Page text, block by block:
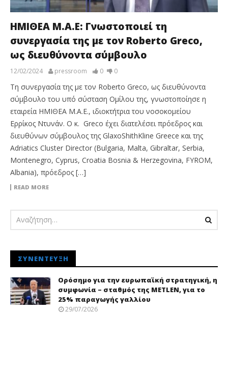
ΗΜΙΘΕΑ Μ.Α.Ε: Γνωστοποιεί τη
συνεργασία της με τον Roberto Greco,
ως διευθύνοντα σύμβουλο
12/02/2024 pressroom 0 0
Τη συνεργασία της με τον Roberto Greco, ως διευθύνοντα
σύμβουλο του υπό σύσταση Ομίλου της, γνωστοποίησε η
εταιρεία ΗΜΙΘΕΑ Μ.Α.Ε., ιδιοκτήτρια του νοσοκομείου
Ερρίκος Ντυνάν. Ο κ. Greco έχει διατελέσει πρόεδρος και
διευθύνων σύμβουλος της GlaxoShithKline Greece και της
Adriatics Cluster Director (Bulgaria, Malta, Gibraltar, Serbia,
Montenegro, Cyprus, Croatia Bosnia & Herzegovina, FYROM,
Albania), πρόεδρος […]
READ MORE
ΣΥΝΈΝΤΕΥΞΗ
Ορόσημο για την ευρωπαϊκή στρατηγική, η
συμφωνία – σταθμός της METLEN, για το
25% παραγωγής γαλλίου
29/07/2026